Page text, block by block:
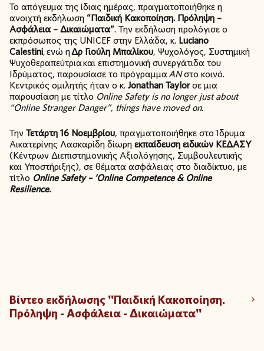
Το απόγευμα της ίδιας ημέρας, πραγματοποιήθηκε η
ανοιχτή εκδήλωση“Παιδική Κακοποίηση. Πρόληψη –
Ασφάλεια – Δικαιώματα”. Την εκδήλωση προλόγισε ο
εκπρόσωπος της UNICEF στην Ελλάδα, κ. Luciano
Calestini, ενώ ηΔρ Γιούλη Μπαλίκου, Ψυχολόγος, Συστημική
Ψυχοθεραπεύτρια και επιστημονική συνεργάτιδα του
Ιδρύματος, παρουσίασε το πρόγραμμαΑΝστο κοινό.
Κεντρικός ομιλητής ήταν ο κ.Jonathan Taylorσε μια
παρουσίαση με τίτλο Online Safety is no longer just about
“Online Stranger Danger”, things have moved on.
ΤηνΤετάρτη 16 Νοεμβρίου, πραγματοποιήθηκε στο Ίδρυμα
Αικατερίνης Λασκαρίδη δίωρηεκπαίδευση ειδικών ΚΕΔΑΣΥ
(Κέντρων Διεπιστημονικής Αξιολόγησης, Συμβουλευτικής
και Υποστήριξης), σε θέματα ασφάλειας στο διαδίκτυο, με
τίτλο Online Safety – ‘Online Competence & Online
Resilience.
Βίντεο εκδήλωσης "Παιδική Κακοποίηση.
Πρόληψη - Ασφάλεια - Δικαιώματα"